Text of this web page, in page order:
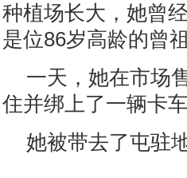
种植场长大，她曾
是位86岁高龄的曾
一天，她在市场
住并绑上了一辆卡车
她被带去了屯驻